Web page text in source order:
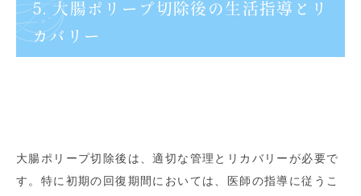
5. 大腸ポリープ切除後の生活指導とリ
カバリー
大腸ポリープ切除後は、適切な管理とリカバリーが必要で
す。特に初期の回復期間においては、医師の指導に従うこ